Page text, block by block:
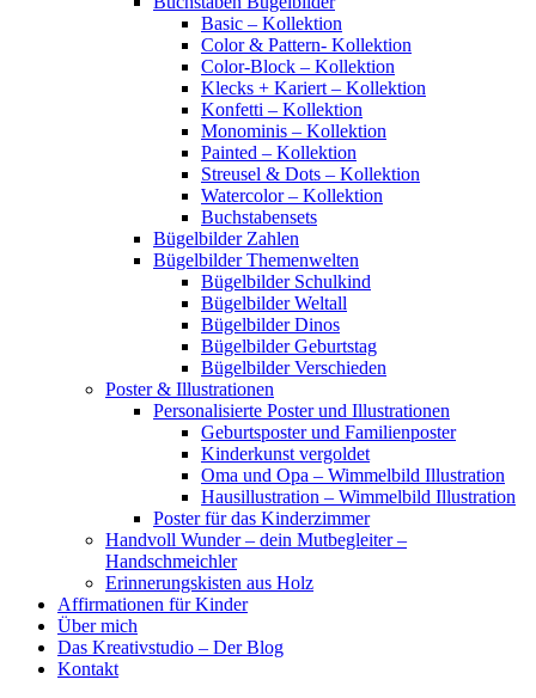
Basic – Kollektion
Color & Pattern- Kollektion
Color-Block – Kollektion
Klecks + Kariert – Kollektion
Konfetti – Kollektion
Monominis – Kollektion
Painted – Kollektion
Streusel & Dots – Kollektion
Watercolor – Kollektion
Buchstabensets
Bügelbilder Zahlen
Bügelbilder Themenwelten
Bügelbilder Schulkind
Bügelbilder Weltall
Bügelbilder Dinos
Bügelbilder Geburtstag
Bügelbilder Verschieden
Poster & Illustrationen
Personalisierte Poster und Illustrationen
Geburtsposter und Familienposter
Kinderkunst vergoldet
Oma und Opa – Wimmelbild Illustration
Hausillustration – Wimmelbild Illustration
Poster für das Kinderzimmer
Handvoll Wunder – dein Mutbegleiter –
Handschmeichler
Erinnerungskisten aus Holz
Affirmationen für Kinder
Über mich
Das Kreativstudio – Der Blog
Kontakt